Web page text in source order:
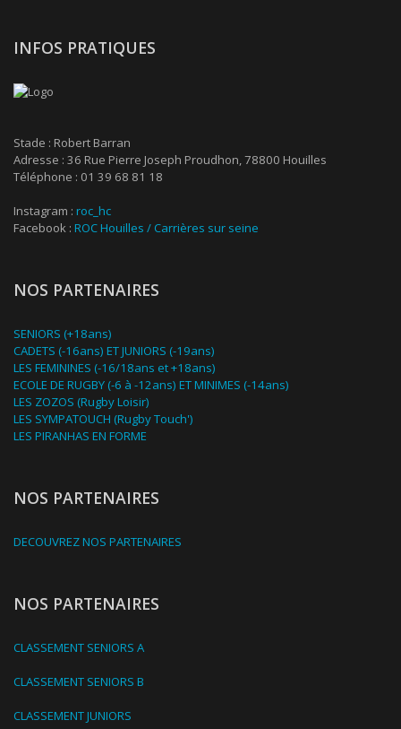
INFOS PRATIQUES
Stade : Robert Barran
Adresse : 36 Rue Pierre Joseph Proudhon, 78800 Houilles
Téléphone : 01 39 68 81 18
Instagram : roc_hc
Facebook : ROC Houilles / Carrières sur seine
NOS PARTENAIRES
SENIORS (+18ans)
CADETS (-16ans) ET JUNIORS (-19ans)
LES FEMININES (-16/18ans et +18ans)
ECOLE DE RUGBY (-6 à -12ans) ET MINIMES (-14ans)
LES ZOZOS (Rugby Loisir)
LES SYMPATOUCH (Rugby Touch')
LES PIRANHAS EN FORME
NOS PARTENAIRES
DECOUVREZ NOS PARTENAIRES
NOS PARTENAIRES
CLASSEMENT SENIORS A
CLASSEMENT SENIORS B
CLASSEMENT JUNIORS